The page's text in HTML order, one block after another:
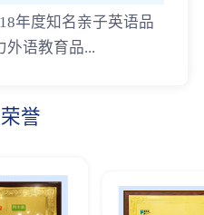
年度知名亲子英语品
外语教育品...
誉